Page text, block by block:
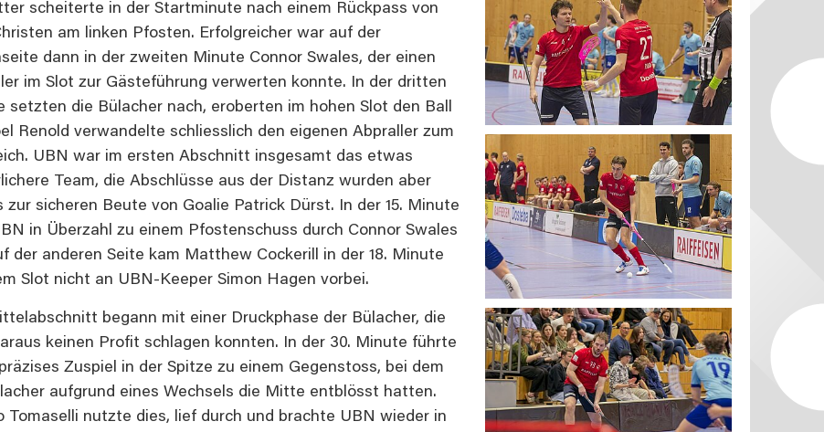
scheiterte in der Startminute nach einem Rückpass von
am linken Pfosten. Erfolgreicher war auf der
dann in der zweiten Minute Connor Swales, der einen
im Slot zur Gästeführung verwerten konnte. In der dritten
setzten die Bülacher nach, eroberten im hohen Slot den Ball
Renold verwandelte schliesslich den eigenen Abpraller zum
UBN war im ersten Abschnitt insgesamt das etwas
Team, die Abschlüsse aus der Distanz wurden aber
zur sicheren Beute von Goalie Patrick Dürst. In der 15. Minute
in Überzahl zu einem Pfostenschuss durch Connor Swales
der anderen Seite kam Matthew Cockerill in der 18. Minute
Slot nicht an UBN-Keeper Simon Hagen vorbei.
begann mit einer Druckphase der Bülacher, die
keinen Profit schlagen konnten. In der 30. Minute führte
Zuspiel in der Spitze zu einem Gegenstoss, bei dem
aufgrund eines Wechsels die Mitte entblösst hatten.
Tomaselli nutzte dies, lief durch und brachte UBN wieder in